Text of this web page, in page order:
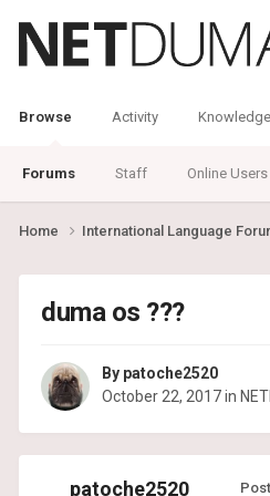
Browse
Forums Staff Online Users
Activity
Home International Language
duma os ???
By patoche2520
October 22, 2017in
patoche2520